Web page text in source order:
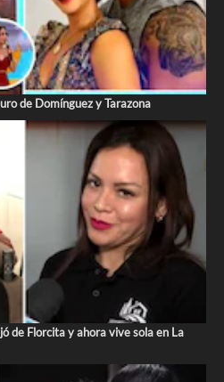
de Domínguez y Tarazona
de Florcita y ahora vive sola en La